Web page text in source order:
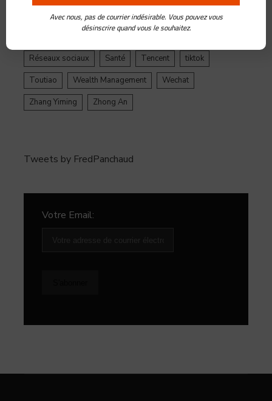
Jinri Toutiao
Live Streaming LuFax
Management
Réseaux sociaux
Santé Tencent
tiktok
Toutiao
Wealth Management
Wechat
Zhang Yiming
Zhong An
Tweets by FredPanchaud
Votre Email:
Avec nous, pas de courrier indésirable. Vous pouvez vous
désinscrire quand vous le souhaitez.